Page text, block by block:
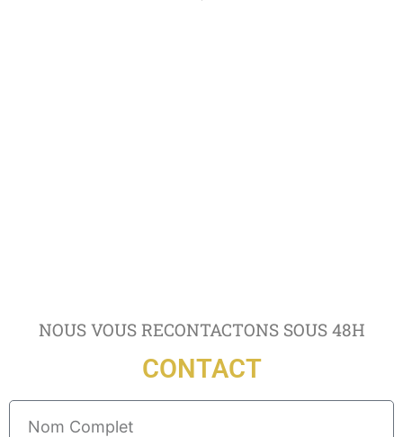
NOUS VOUS RECONTACTONS SOUS 48H
CONTACT